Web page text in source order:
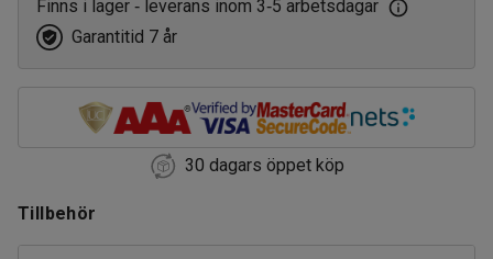
Finns i lager ‑ leverans inom 3‑5 arbetsdagar
Garantitid 7 år
30 dagars öppet köp
Tillbehör